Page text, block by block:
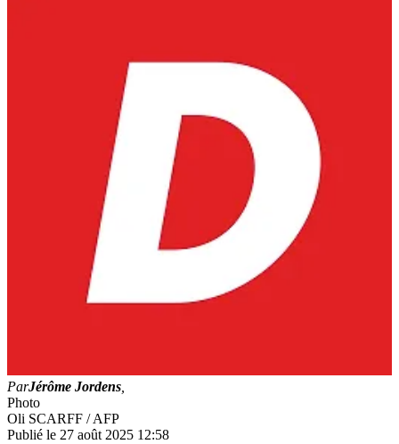
ParJérôme Jordens
Photo
Oli SCARFF / AFP
Publié le 27 août 2025 12:58